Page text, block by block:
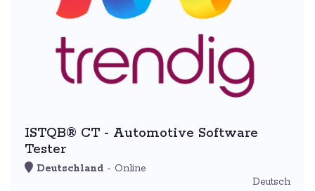
ISTQB® CT - Automotive Software
Tester
Deutschland - Online
Deutsch